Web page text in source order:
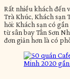
Rất nhiều khách đến
Trà Khúc, Khách sạn
hỏi: Khách sạn có
từ sân bay Tân Sơn
đơn giản hơn là có